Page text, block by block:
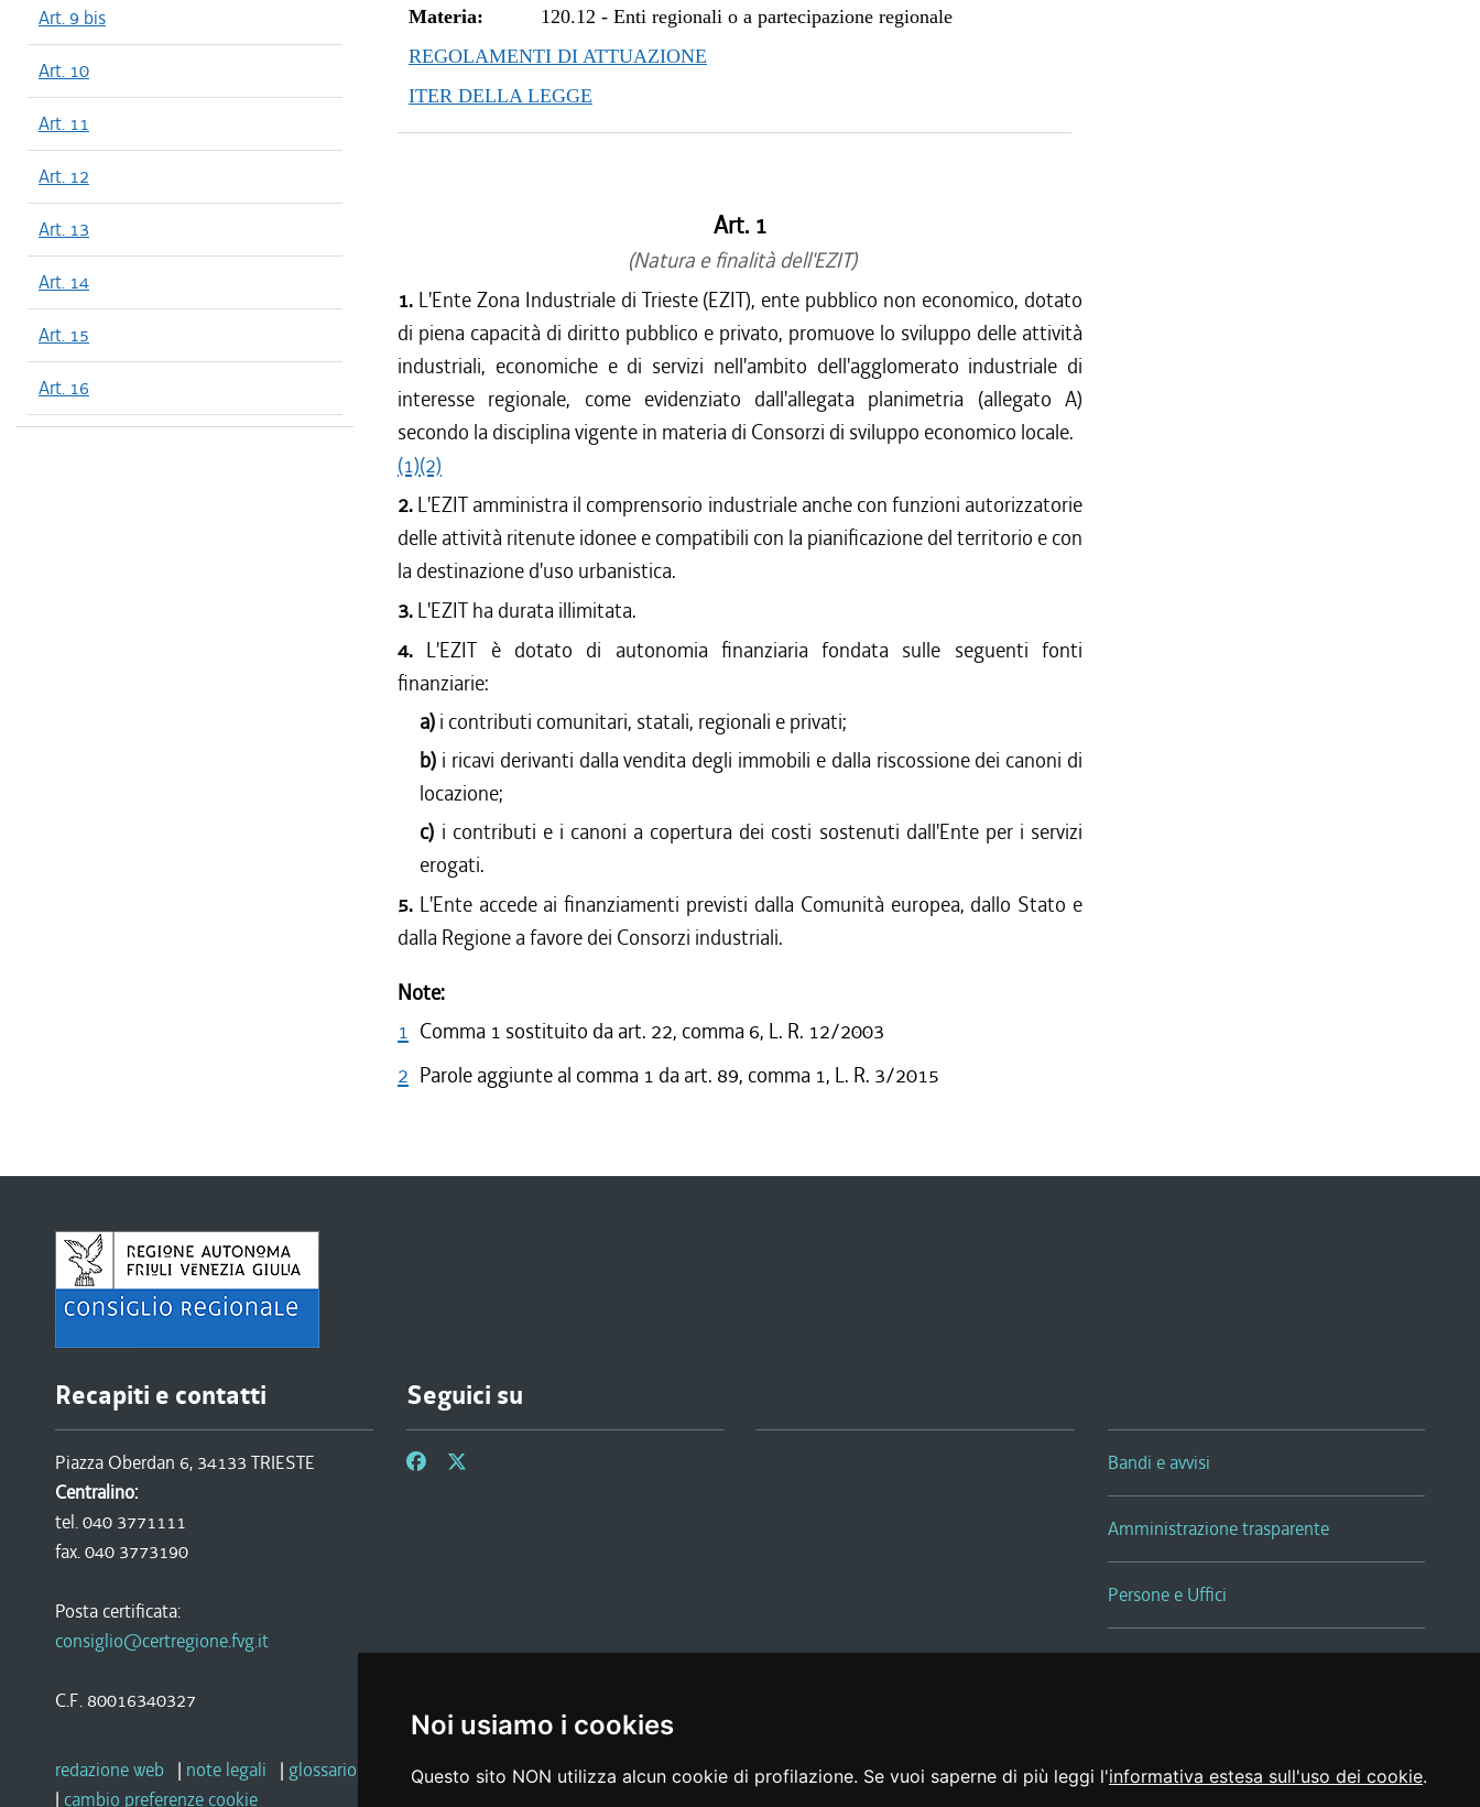
Noi usiamo i cookies
Questo sito NON utilizza alcun cookie di profilazione. Se vuoi saperne di più leggi l'informativa estesa sull'uso dei cookie.
Art. 9 bis
Art. 10
Art. 11
Art. 12
Art. 13
Art. 14
Art. 15
Art. 16
Materia:
120.12 -Enti regionali o a partecipazione regionale
REGOLAMENTI DI ATTUAZIONE
ITER DELLA LEGGE
Art. 1
(Natura e finalità dell'EZIT)
1. L'Ente Zona Industriale di Trieste (EZIT), ente pubblico non economico, dotato
di piena capacità di diritto pubblico e privato, promuove lo sviluppo delle attività
industriali, economiche e di servizi nell'ambito dell'agglomerato industriale di
interesse regionale, come evidenziato dall'allegata planimetria (allegato A)
secondo la disciplina vigente in materia di Consorzi di sviluppo economico locale.
(1)(2)
2. L'EZIT amministra il comprensorio industriale anche con funzioni autorizzatorie
delle attività ritenute idonee e compatibili con la pianificazione del territorio e con
la destinazione d'uso urbanistica.
3. L'EZIT ha durata illimitata.
4. L'EZIT è dotato di autonomia finanziaria fondata sulle seguenti fonti
finanziarie:
a) i contributi comunitari, statali, regionali e privati;
b) i ricavi derivanti dalla vendita degli immobili e dalla riscossione dei canoni di
locazione;
c) i contributi e i canoni a copertura dei costi sostenuti dall'Ente per i servizi
erogati.
5. L'Ente accede ai finanziamenti previsti dalla Comunità europea, dallo Stato e
dalla Regione a favore dei Consorzi industriali.
Note:
1 Comma 1 sostituito da art. 22, comma 6, L. R. 12/2003
2 Parole aggiunte al comma 1 da art. 89, comma 1, L. R. 3/2015
Recapiti e contatti
Piazza Oberdan 6, 34133 TRIESTE
Centralino:
tel. 040 3771111
fax. 040 3773190
Posta certificata:
consiglio@certregione.fvg.it
C.F. 80016340327
Seguici su
Bandi e avvisi
Amministrazione trasparente
Persone e Uffici
Sala Tiziano Tessitori
redazione web | note legali | glossario privacy |social media policy | dichiarazione di accessibilità | feedback
| cambio preferenze cookie
Realizzato da